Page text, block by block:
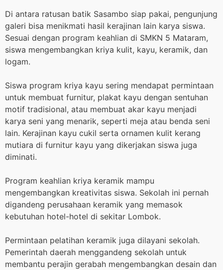
Di antara ratusan batik Sasambo siap pakai, pengunjung
galeri bisa menikmati hasil kerajinan lain karya siswa.
Sesuai dengan program keahlian di SMKN 5 Mataram,
siswa mengembangkan kriya kulit, kayu, keramik, dan
logam.
Siswa program kriya kayu sering mendapat permintaan
untuk membuat furnitur, plakat kayu dengan sentuhan
motif tradisional, atau membuat akar kayu menjadi
karya seni yang menarik, seperti meja atau benda seni
lain. Kerajinan kayu cukil serta ornamen kulit kerang
mutiara di furnitur kayu yang dikerjakan siswa juga
diminati.
Program keahlian kriya keramik mampu
mengembangkan kreativitas siswa. Sekolah ini pernah
digandeng perusahaan keramik yang memasok
kebutuhan hotel-hotel di sekitar Lombok.
Permintaan pelatihan keramik juga dilayani sekolah.
Pemerintah daerah menggandeng sekolah untuk
membantu perajin gerabah mengembangkan desain dan